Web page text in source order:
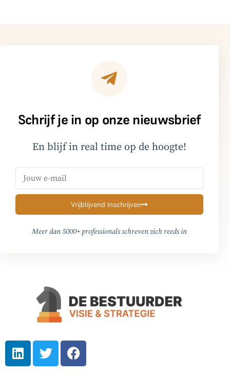
Schrijf je in op onze nieuwsbrief
En blijf in real time op de hoogte!
Vrijblijvend inschrijven
Meer dan 5000+ professionals schreven zich reeds in